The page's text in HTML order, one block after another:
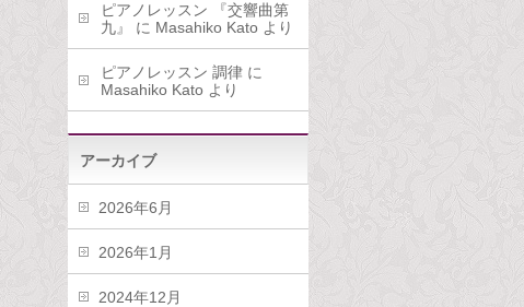
ピアノレッスン 『交響曲第
九』
に Masahiko Kato より
ピアノレッスン 調律 に
Masahiko Kato より
アーカイブ
2026年6月
2026年1月
2024年12月